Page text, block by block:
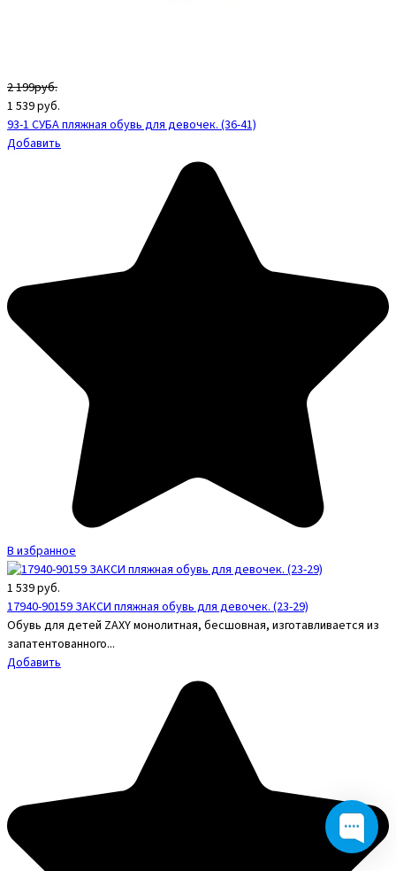
2 199руб.
1 539руб.
93-1 СУБА пляжная обувь для девочек. (36-41)
Добавить
В избранное
1 539руб.
17940-90159 ЗАКСИ пляжная обувь для девочек. (23-29)
Обувь для детей ZAXY монолитная, бесшовная, изготавливается из
запатентованного...
Добавить